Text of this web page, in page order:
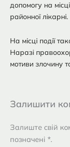
допомогу на
районної лікарні.
На місці події
Наразі
мотиви злочину
Залишити
Залиште свій
позначені *.